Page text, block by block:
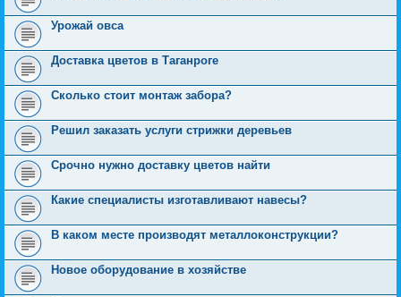
Урожай овса
Доставка цветов в Таганроге
Сколько стоит монтаж забора?
Решил заказать услуги стрижки деревьев
Срочно нужно доставку цветов найти
Какие специалисты изготавливают навесы?
В каком месте производят металлоконструкции?
Новое оборудование в хозяйстве